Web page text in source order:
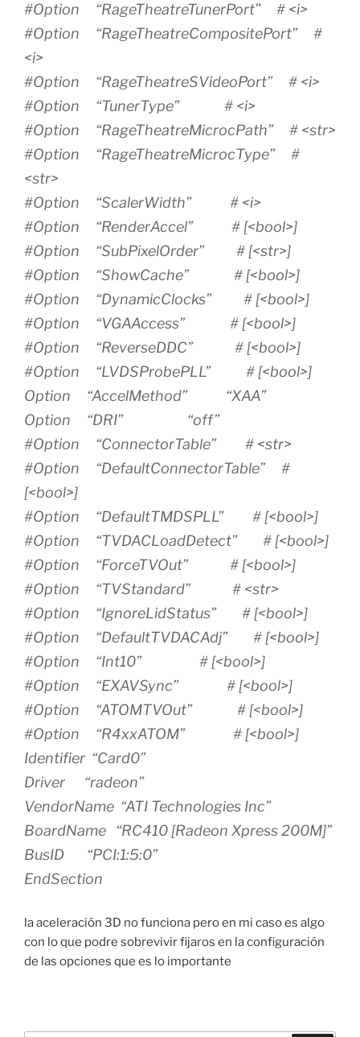
#Option “RageTheatreTunerPort” # <i>
#Option “RageTheatreCompositePort” #
<i>
#Option “RageTheatreSVideoPort” # <i>
#Option “TunerType” # <i>
#Option “RageTheatreMicrocPath” # <str>
#Option “RageTheatreMicrocType” #
<str>
#Option “ScalerWidth” # <i>
#Option “RenderAccel” # [<bool>]
#Option “SubPixelOrder” # [<str>]
#Option “ShowCache” # [<bool>]
#Option “DynamicClocks” # [<bool>]
#Option “VGAAccess” # [<bool>]
#Option “ReverseDDC” # [<bool>]
#Option “LVDSProbePLL” # [<bool>]
Option “AccelMethod” “XAA”
Option “DRI” “off”
#Option “ConnectorTable” # <str>
#Option “DefaultConnectorTable” #
[<bool>]
#Option “DefaultTMDSPLL” # [<bool>]
#Option “TVDACLoadDetect” # [<bool>]
#Option “ForceTVOut” # [<bool>]
#Option “TVStandard” # <str>
#Option “IgnoreLidStatus” # [<bool>]
#Option “DefaultTVDACAdj” # [<bool>]
#Option “Int10” # [<bool>]
#Option “EXAVSync” # [<bool>]
#Option “ATOMTVOut” # [<bool>]
#Option “R4xxATOM” # [<bool>]
Identifier “Card0”
Driver “radeon”
VendorName “ATI Technologies Inc”
BoardName “RC410 [Radeon Xpress 200M]”
BusID “PCI:1:5:0”
EndSection
la aceleración 3D no funciona pero en mi caso es algo
con lo que podre sobrevivir fijaros en la configuración
de las opciones que es lo importante